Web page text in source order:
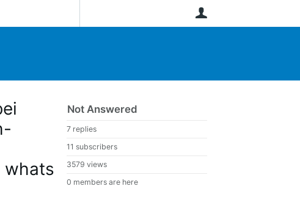
Not Answered
7 replies
11 subscribers
3579 views
0 members are here
whats